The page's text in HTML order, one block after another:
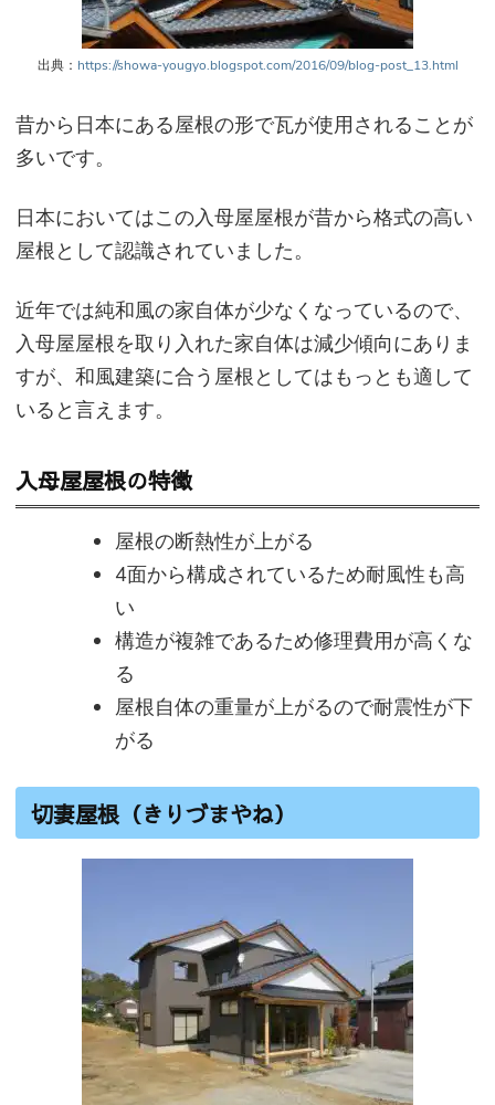
出典： https://showa-yougyo.blogspot.com/2016/09/blog-post_13.html
昔から日本にある屋根の形で瓦が使用されることが
多いです。
日本においてはこの入母屋屋根が昔から格式の高い
屋根として認識されていました。
近年では純和風の家自体が少なくなっているので、
入母屋屋根を取り入れた家自体は減少傾向にありま
すが、和風建築に合う屋根としてはもっとも適して
いると言えます。
入母屋屋根の特徴
屋根の断熱性が上がる
4面から構成されているため耐風性も高
い
構造が複雑であるため修理費用が高くな
る
屋根自体の重量が上がるので耐震性が下
がる
切妻屋根（きりづまやね）